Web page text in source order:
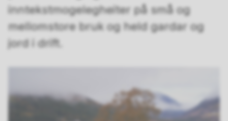
inntekstmogelegheiter på små og
mellomstore bruk og held gardar og
jord i drift.